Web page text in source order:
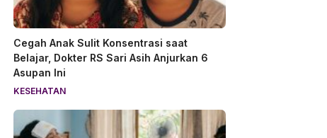
Cegah Anak Sulit Konsentrasi saat
Belajar, Dokter RS Sari Asih Anjurkan 6
Asupan Ini
KESEHATAN